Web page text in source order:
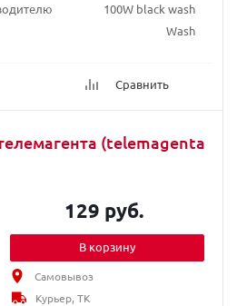
100W black wash
Wash
Сравнить
(telemagenta
129 руб.
В корзину
Самовывоз
Курьер, ТК